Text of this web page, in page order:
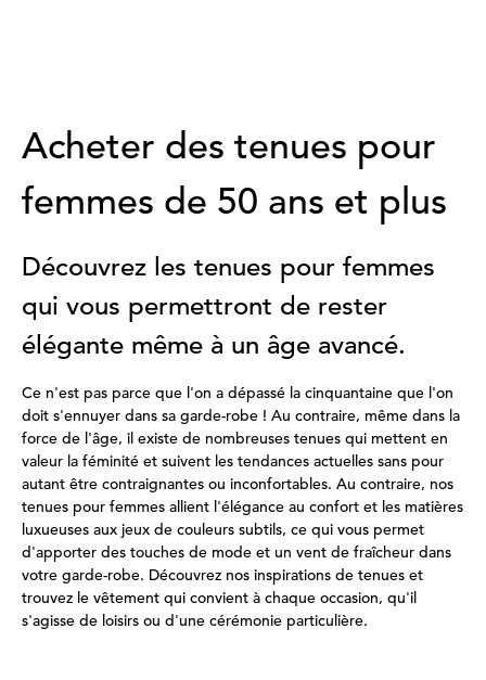
Acheter des tenues pour
femmes de 50 ans et plus
Découvrez les tenues pour femmes
qui vous permettront de rester
élégante même à un âge avancé.
Ce n'est pas parce que l'on a dépassé la cinquantaine que l'on
doit s'ennuyer dans sa garde-robe ! Au contraire, même dans la
force de l'âge, il existe de nombreuses tenues qui mettent en
valeur la féminité et suivent les tendances actuelles sans pour
autant être contraignantes ou inconfortables. Au contraire, nos
tenues pour femmes allient l'élégance au confort et les matières
luxueuses aux jeux de couleurs subtils, ce qui vous permet
d'apporter des touches de mode et un vent de fraîcheur dans
votre garde-robe. Découvrez nos inspirations de tenues et
trouvez le vêtement qui convient à chaque occasion, qu'il
s'agisse de loisirs ou d'une cérémonie particulière.